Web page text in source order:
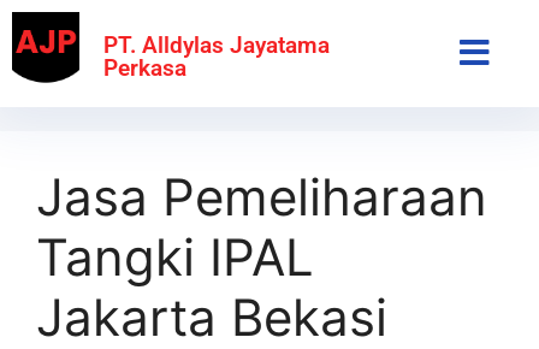
PT. Alldylas Jayatama
Perkasa
Jasa Pemeliharaan
Tangki IPAL
Jakarta Bekasi